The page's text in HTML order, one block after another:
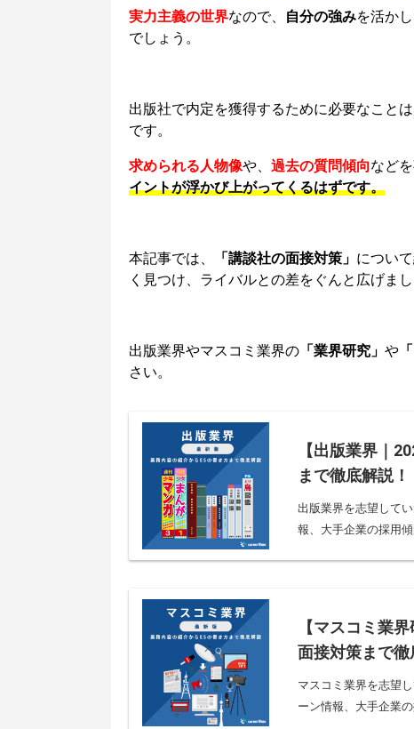
実力主義の世界なので、 自分の強みを活か
でしょう。
出版社で内定を獲得するために必要なこと
です。
求められる人物像や、 過去の質問傾向など
イントが浮かび上がってくるはずです。
本記事では、 「講談社の面接対策」 につい
く見つけ、ライバルとの差をぐんと広げまし
出版業界やマスコミ業界の「業界研究」 や
さい。
【出版業界｜
まで徹底解説！
出版業界を志望して
報、大手企業の採用
【マスコミ業
面接対策まで徹
マスコミ業界を志望
ーン情報、大手企業